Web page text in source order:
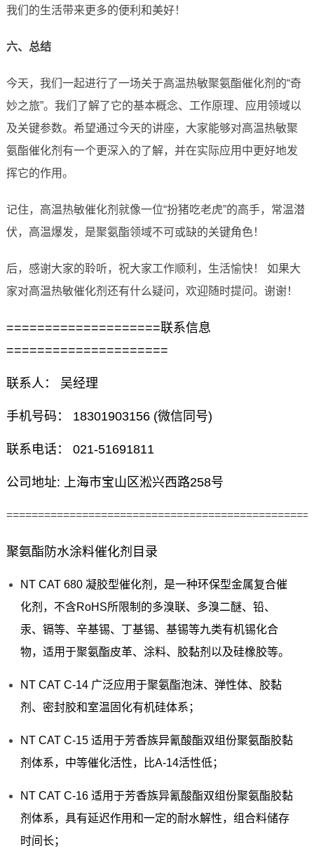
我们的生活带来更多的便利和美好！
六、总结
今天，我们一起进行了一场关于高温热敏聚氨酯催化剂的“奇
妙之旅”。我们了解了它的基本概念、工作原理、应用领域以
及关键参数。希望通过今天的讲座，大家能够对高温热敏聚
氨酯催化剂有一个更深入的了解，并在实际应用中更好地发
挥它的作用。
记住，高温热敏催化剂就像一位“扮猪吃老虎”的高手，常温潜
伏，高温爆发，是聚氨酯领域不可或缺的关键角色！
后，感谢大家的聆听，祝大家工作顺利，生活愉快！ 如果大
家对高温热敏催化剂还有什么疑问，欢迎随时提问。谢谢！
====================联系信息
=====================
联系人： 吴经理
手机号码： 18301903156 (微信同号)
联系电话： 021-51691811
公司地址: 上海市宝山区淞兴西路258号
聚氨酯防水涂料催化剂目录
NT CAT 680 凝胶型催化剂，是一种环保型金属复合催
化剂，不含RoHS所限制的多溴联、多溴二醚、铅、
汞、镉等、辛基锡、丁基锡、基锡等九类有机锡化合
物，适用于聚氨酯皮革、涂料、胶黏剂以及硅橡胶等。
NT CAT C-14 广泛应用于聚氨酯泡沫、弹性体、胶黏
剂、密封胶和室温固化有机硅体系；
NT CAT C-15 适用于芳香族异氰酸酯双组份聚氨酯胶黏
剂体系，中等催化活性，比A-14活性低；
NT CAT C-16 适用于芳香族异氰酸酯双组份聚氨酯胶黏
剂体系，具有延迟作用和一定的耐水解性，组合料储存
时间长；